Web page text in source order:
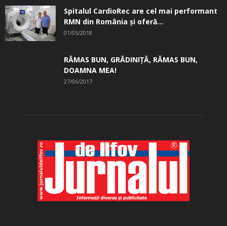
Spitalul CardioRec are cel mai performant
RMN din România și oferă...
01/05/2018
RĂMAS BUN, GRĂDINIŢĂ, ­RĂMAS BUN,
DOAMNA MEA!
27/06/2017